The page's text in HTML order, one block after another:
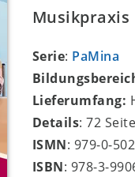
Serie: PaMina
Lieferumfang:
Details: 72
ISMN: 979-0-
ISBN: 978-3-